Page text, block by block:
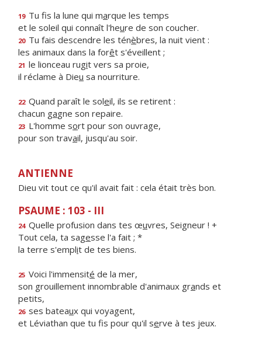
19 Tu fis la lune qui marque les temps
et le soleil qui connaît l'heure de son coucher.
20 Tu fais descendre les ténèbres, la nuit vient :
les animaux dans la forêt s'éveillent ;
21 le lionceau rugit vers sa proie,
il réclame à Dieu sa nourriture.
22 Quand paraît le soleil, ils se retirent :
chacun gagne son repaire.
23 L'homme sort pour son ouvrage,
pour son travail, jusqu'au soir.
ANTIENNE
Dieu vit tout ce qu'il avait fait : cela était très bon.
PSAUME : 103 - III
24 Quelle profusion dans tes œuvres, Seigneur ! +
Tout cela, ta sagesse l'a fait ; *
la terre s'emplit de tes biens.
25 Voici l'immensité de la mer,
son grouillement innombrable d'animaux grands et
petits,
26 ses bateaux qui voyagent,
et Léviathan que tu fis pour qu'il serve à tes jeux.